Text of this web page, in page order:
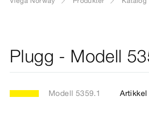
Plugg - Modell
Modell 5359.1 Artikkel